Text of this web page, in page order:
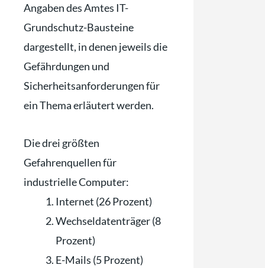
Angaben des Amtes IT-
Grundschutz-Bausteine
dargestellt, in denen jeweils die
Gefährdungen und
Sicherheitsanforderungen für
ein Thema erläutert werden.
Die drei größten
Gefahrenquellen für
industrielle Computer:
Internet (26 Prozent)
Wechseldatenträger (8
Prozent)
E-Mails (5 Prozent)